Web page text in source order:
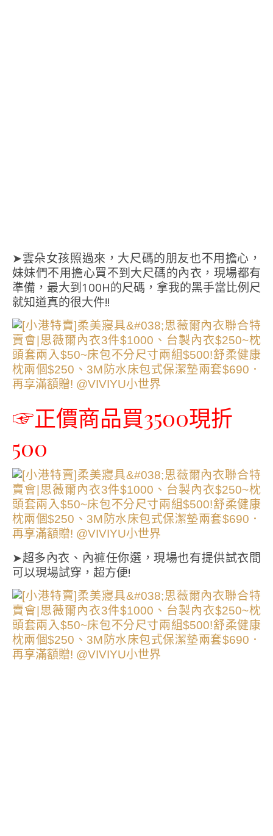
➤雲朵女孩照過來，大尺碼的朋友也不用擔心，
妹妹們不用擔心買不到大尺碼的內衣，現場都有
準備，最大到100H的尺碼，拿我的黑手當比例尺
就知道真的很大件!!
☞正價商品買3500現折
500
➤超多內衣、內褲任你選，現場也有提供試衣間
可以現場試穿，超方便!